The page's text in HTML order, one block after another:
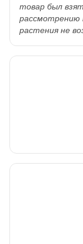
товар был
рассмотрению
растения не